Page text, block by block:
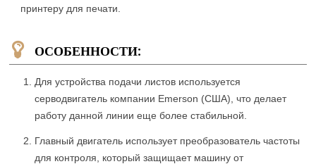
принтеру для печати.
ОСОБЕННОСТИ:
Для устройства подачи листов используется
серводвигатель компании Emerson (США), что делает
работу данной линии еще более стабильной.
Главный двигатель использует преобразователь частоты
для контроля, который защищает машину от